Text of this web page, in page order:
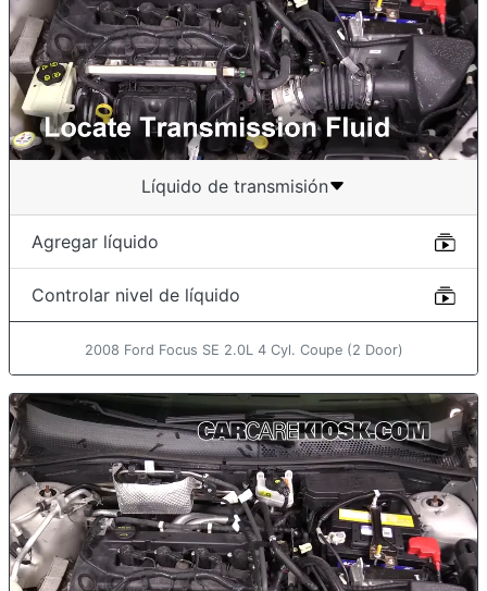
Líquido de transmisión
Agregar líquido
Controlar nivel de líquido
2008 Ford Focus SE 2.0L 4 Cyl. Coupe (2 Door)